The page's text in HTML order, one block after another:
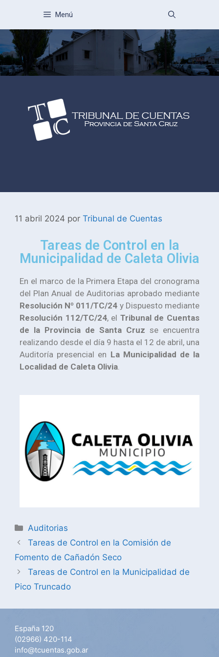
Menú
11 abril 2024 por Tribunal de Cuentas
Tareas de Control en la
Municipalidad de Caleta Olivia
En el marco de la Primera Etapa del cronograma
del Plan Anual de Auditorias aprobado mediante
Resolución Nº 011/TC/24 y Dispuesto mediante
Resolución 112/TC/24, el Tribunal de Cuentas
de la Provincia de Santa Cruz se encuentra
realizando desde el día 9 hasta el 12 de abril, una
Auditoría presencial en La Municipalidad de la
Localidad de Caleta Olivia
Auditorias
Tareas de Control en la Comisión de
Fomento de Cañadón Seco
Tareas de Control en la Municipalidad de
Pico Truncado
España 120
(02966) 420-114
info@tcuentas.gob.ar